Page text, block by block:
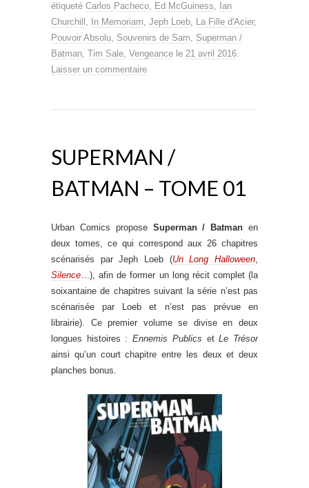
étiqueté Carlos Pacheco, Ed McGuiness, Ian
Churchill , In Memoriam, Jeph Loeb, La Fille d'Acier,
Pouvoir Absolu, Souvenirs de Sam, Superman /
Batman, Tim Sale, Vengeance le 21 avril 2016.
Laisser un commentaire
SUPERMAN /
BATMAN – TOME 01
Urban Comics propose Superman / Batman en
deux tomes, ce qui correspond aux 26 chapitres
scénarisés par Jeph Loeb (Un Long Halloween,
Silence…), afin de former un long récit complet (la
soixantaine de chapitres suivant la série n’est pas
scénarisée par Loeb et n’est pas prévue en
librairie). Ce premier volume se divise en deux
longues histoires :Ennemis Publics etLe Trésor
ainsi qu’un court chapitre entre les deux et deux
planches bonus.